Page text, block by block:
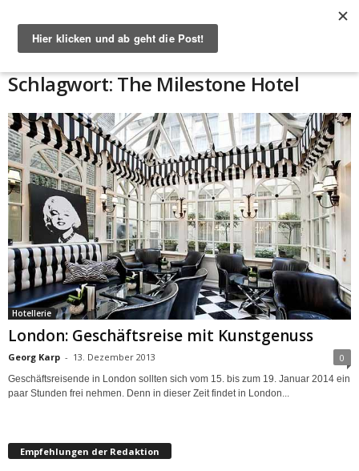
Schlagwort: The Milestone Hotel
Hotellerie
London: Geschäftsreise mit Kunstgenuss
Georg Karp - 13. Dezember 2013 0
Geschäftsreisende in London sollten sich vom 15. bis zum 19. Januar 2014 ein
paar Stunden frei nehmen. Denn in dieser Zeit findet in London...
Empfehlungen der Redaktion